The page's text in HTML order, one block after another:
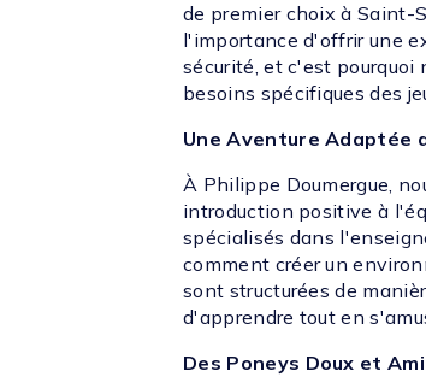
de premier choix à Saint-
l'importance d'offrir une
sécurité, et c'est pourquoi
besoins spécifiques des
Une Aventure Adaptée
À Philippe Doumergue,
introduction positive à
spécialisés dans
comment créer un
sont structurées de
d'apprendre tout en
Des Poneys Doux et